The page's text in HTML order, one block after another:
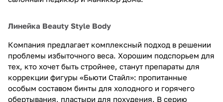
Линейка Beauty Style Body
Компания предлагает комплексный подход в решении
проблемы избыточного веса. Хорошим подспорьем для
тех, кто хочет быть стройнее, станут препараты для
коррекции фигуры «Бьюти Стайл»: пропитанные
особым составом бинты для холодного и горячего
обертывания, пластыри для похудения. В серию